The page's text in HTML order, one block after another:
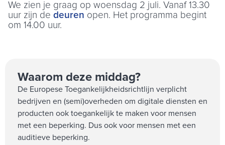
We zien je graag op woensdag 2 juli. Vanaf 13.30
uur zijn de deuren open. Het programma begint
om 14.00 uur.
Waarom deze middag?
De Europese Toegankelijkheidsrichtlijn verplicht
bedrijven en (semi)overheden om digitale diensten en
producten ook toegankelijk te maken voor mensen
met een beperking. Dus ook voor mensen met een
auditieve beperking.